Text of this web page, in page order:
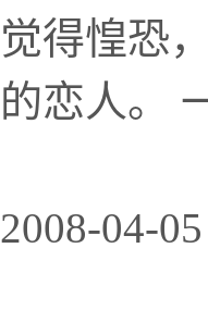
觉得惶恐
的恋人。
2008-04-05